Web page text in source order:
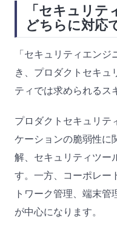
「セキュリ
どちらに対応
「セキュリティエン
き、プロダクトセキュ
ティでは求められるス
プロダクトセキュリテ
ケーションの脆弱性に
解、セキュリティツー
す。一方、コーポレー
トワーク管理、端末
が中心になります。